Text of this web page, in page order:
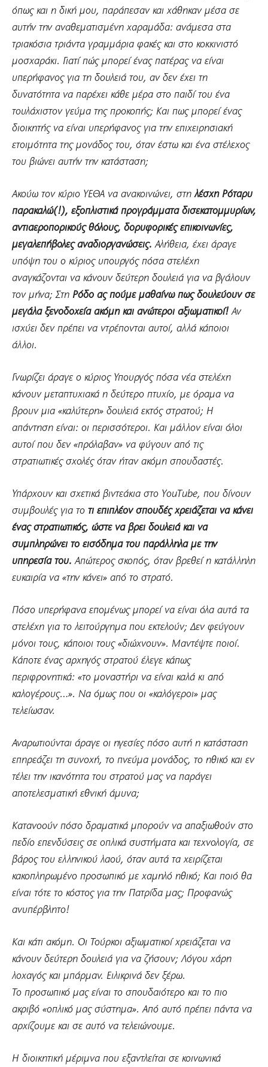
όπως και η δική μου, παράπεσαν και χάθηκαν μέσα σε
αυτήν την αναθεματισμένη χαραμάδα: ανάμεσα στα
τριακόσια τριάντα γραμμάρια φακές και στο κοκκινιστό
μοσχαράκι. Γιατί πώς μπορεί ένας πατέρας να είναι
υπερήφανος για τη δουλειά του, αν δεν έχει τη
δυνατότητα να παρέχει κάθε μέρα στο παιδί του ένα
τουλάχιστον γεύμα της προκοπής; Και πως μπορεί ένας
διοικητής να είναι υπερήφανος για την επιχειρησιακή
ετοιμότητα της μονάδος του, όταν έστω και ένα στέλεχος
του βιώνει αυτήν την κατάσταση;
Ακούω τον κύριο ΥΕΘΑ να ανακοινώνει, στηλέσχη Ρόταρυ
παρακαλώ(!), εξοπλιστικά προγράμματα δισεκατομμυρίων,
αντιαεροπορικούς θόλους, δορυφορικές επικοινωνίες,
μεγαλεπήβολες αναδιοργανώσεις. Αλήθεια, έχει άραγε
υπόψη του ο κύριος υπουργός πόσα στελέχη
αναγκάζονται να κάνουν δεύτερη δουλειά για να βγάλουν
τον μήνα; Στη Ρόδο ας πούμε μαθαίνω πως δουλεύουν σε
μεγάλα ξενοδοχεία ακόμη και ανώτεροι αξιωματικοί! Αν
ισχύει δεν πρέπει να ντρέπονται αυτοί, αλλά κάποιοι
άλλοι.
Γνωρίζει άραγε ο κύριος Υπουργός πόσα νέα στελέχη
κάνουν μεταπτυχιακά η δεύτερο πτυχίο, με όραμα να
βρουν μια «καλύτερη» δουλειά εκτός στρατού; Η
απάντηση είναι: οι περισσότεροι. Και μάλλον είναι όλοι
αυτοί που δεν «πρόλαβαν» να φύγουν από τις
στρατιωτικές σχολές όταν ήταν ακόμη σπουδαστές.
Υπάρχουν και σχετικά βιντεάκια στο ΥouΤube, που δίνουν
συμβουλές για το τι επιπλέον σπουδές χρειάζεται να κάνει
ένας στρατιωτικός, ώστε να βρει δουλειά και να
συμπληρώνει το εισόδημα του παράλληλα με την
υπηρεσία του. Απώτερος σκοπός, όταν βρεθεί η κατάλληλη
ευκαιρία να «την κάνει» από το στρατό.
Πόσο υπερήφανα επομένως μπορεί να είναι όλα αυτά τα
στελέχη για το λειτούργημα που εκτελούν; Δεν φεύγουν
μόνοι τους, κάποιοι τους «διώχνουν». Μαντέψτε ποιοί.
Κάποτε ένας αρχηγός στρατού έλεγε κάπως
περιφρονητικά: «το μοναστήρι να είναι καλά κι από
καλογέρους…». Να όμως που οι «καλόγεροι» μας
τελείωσαν.
Αναρωτιούνται άραγε οι ηγεσίες πόσο αυτή η κατάσταση
επηρεάζει τη συνοχή, το πνεύμα μονάδος, το ηθικό και εν
τέλει την ικανότητα του στρατού μας να παράγει
αποτελεσματική εθνική άμυνα;
Κατανοούν πόσο δραματικά μπορούν να απαξιωθούν στο
πεδίο επενδύσεις σε οπλικά συστήματα και τεχνολογία, σε
βάρος του ελληνικού λαού, όταν αυτά τα χειρίζεται
κακοπληρωμένο προσωπικό με χαμηλό ηθικό; Και ποιό θα
είναι τότε το κόστος για την Πατρίδα μας; Προφανώς
ανυπέρβλητο!
Και κάτι ακόμη. Οι Τούρκοι αξιωματικοί χρειάζεται να
κάνουν δεύτερη δουλειά για να ζήσουν; Λόγου χάρη
λοχαγός και μπάρμαν. Ειλικρινά δεν ξέρω.
Το προσωπικό μας είναι το σπουδαιότερο και το πιο
ακριβό «οπλικό μας σύστημα». Από αυτό πρέπει πάντα να
αρχίζουμε και σε αυτό να τελειώνουμε.
Η διοικητική μέριμνα που εξαντλείται σε κοινωνικά